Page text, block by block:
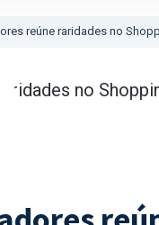
reúne raridades no